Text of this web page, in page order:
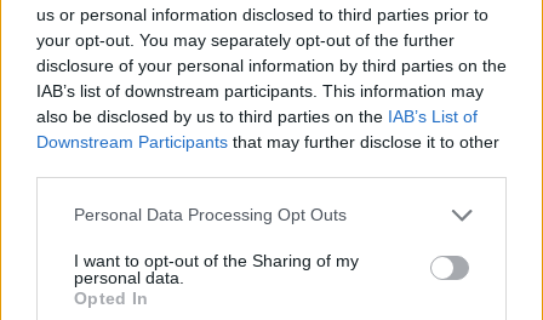
us or personal information disclosed to third parties prior to
your opt-out. You may separately opt-out of the further
disclosure of your personal information by third parties on the
IAB’s list of downstream participants. This information may
also be disclosed by us to third parties on the IAB’s List of
Downstream Participants that may further disclose it to other
Please note that this website/app uses one or more Google
not limited to your visit or usage behaviour. You may click to
grant or deny consent to Google and its third-party tags to
use your data for below specified purposes in below Google
Personal Data Processing Opt Outs
I want to opt-out of the Sharing of my
personal data.
Opted In
- Gyanakodjunk, ha hihetetlenül jó ajánlatokkal
bombáznak idegenek
- Ne menjünk bele hivatalos adatok
kiszolgáltatásába, még akkor se ha fizetnek érte
- Ne adjunk ki magunkról túl sok infót idegeneknek
dolgoznak
feketézzünk, mert az rossz dolog